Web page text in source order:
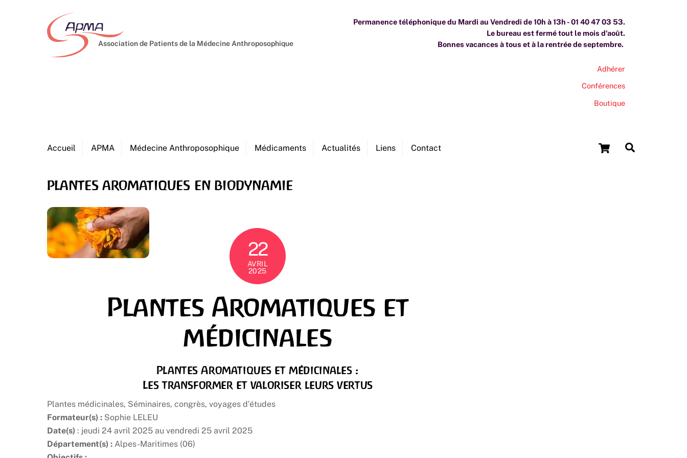
Association de Patients de la Médecine Anthroposophique
Cart
Accueil APMA Médecine Anthroposophique Médicaments Actualités Liens Contact
Permanence téléphonique du Mardi au Vendredi de 10h à 13h - 01 40 47 03 53.
Le bureau est fermé tout le mois d'août.
Bonnes vacances à tous et à la rentrée de septembre.
Adhérer
Conférences
Boutique
plantes aromatiques en biodynamie
22
AVRIL
2025
Plantes Aromatiques et
médicinales
Plantes Aromatiques et médicinales :
Les transformer et valoriser leurs vertus
Plantes médicinales, Séminaires, congrès, voyages d’études
Formateur(s) : Sophie LELEU
Date(s) : jeudi 24 avril 2025 au vendredi 25 avril 2025
Département(s) : Alpes-Maritimes (06)